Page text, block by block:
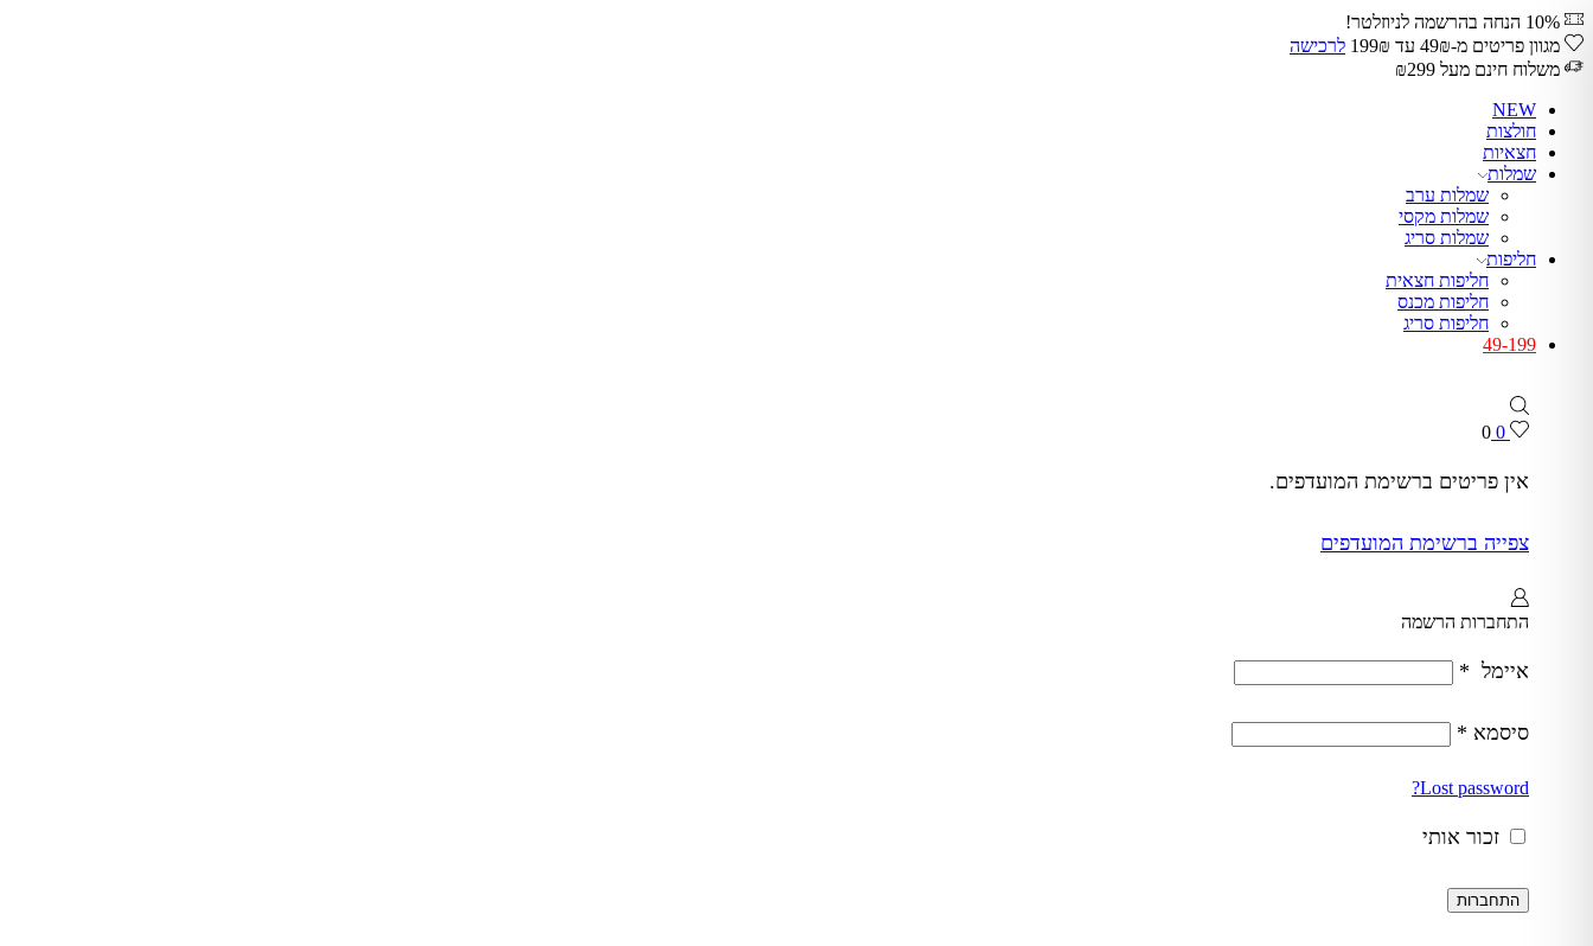
10% הנחה בהרשמה לניוזלטר!
מגוון פריטים מ-49₪ עד 199₪
לרכישה
משלוח חינם מעל ₪299
NEW
חולצות
חצאיות
שמלות
שמלות ערב
שמלות מקסי
שמלות סריג
חליפות
חליפות חצאית
חליפות מכנס
חליפות סריג
49-199
0
0
אין פריטים ברשימת המועדפים.
צפייה ברשימת המועדפים
התחברות הרשמה
איימל *
סיסמא *
Lost password?
זכור אותי
התחברות